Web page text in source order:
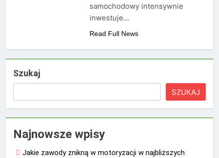
samochodowy intensywnie
inwestuje…
Read Full News
Szukaj
SZUKAJ
Najnowsze wpisy
Jakie zawody znikną w motoryzacji w najbliższych